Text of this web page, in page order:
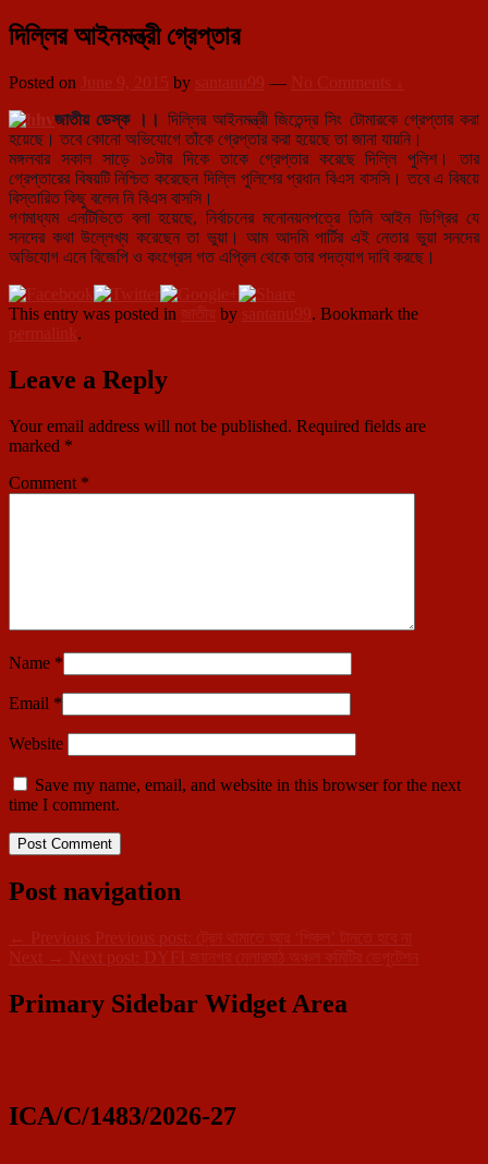
দিল্লির আইনমন্ত্রী গ্রেপ্তার
Posted on June 9, 2015 by santanu99 — No Comments ↓
জাতীয় ডেস্ক ।। দিল্লির আইনমন্ত্রী জিতেন্দ্র সিং টোমারকে গ্রেপ্তার করা
হয়েছে। তবে কোনো অভিযোগে তাঁকে গ্রেপ্তার করা হয়েছে তা জানা যায়নি।
মঙ্গলবার সকাল সাড়ে ১০টার দিকে তাকে গ্রেপ্তার করেছে দিল্লি পুলিশ। তার
গ্রেপ্তারের বিষয়টি নিশ্চিত করেছেন দিল্লি পুলিশের প্রধান বিএস বাসসি। তবে এ বিষয়ে
বিস্তারিত কিছু বলেন নি বিএস বাসসি।
গণমাধ্যম এনটিভিতে বলা হয়েছে, নির্বাচনের মনোনয়নপত্রে তিনি আইন ডিগ্রির যে
সনদের কথা উল্লেখ্য করেছেন তা ভুয়া। আম আদমি পার্টির এই নেতার ভুয়া সনদের
অভিযোগ এনে বিজেপি ও কংগ্রেস গত এপ্রিল থেকে তার পদত্যাগ দাবি করছে।
This entry was posted in জাতীয় by santanu99. Bookmark the
permalink.
Leave a Reply
Your email address will not be published. Required fields are
marked *
Comment *
Name *
Email *
Website
Save my name, email, and website in this browser for the next
time I comment.
Post navigation
← Previous Previous post:
ট্রেন থামাতে আর ‘শিকল’ টানতে হবে না
Next → Next post: DYFI জয়নগর মেলারমাঠ অঞ্চল কমিটির ডেপুটেশন
Primary Sidebar Widget Area
ICA/C/1483/2026-27